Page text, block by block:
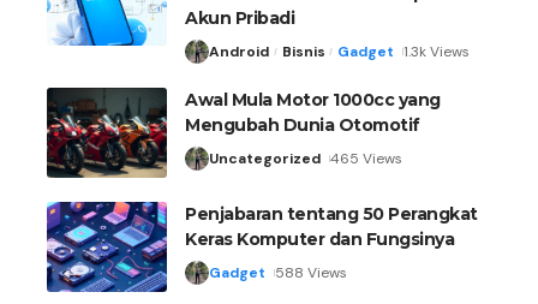
Akun Pribadi
Android Bisnis Gadget 1.3k Views
Awal Mula Motor 1000cc yang
Mengubah Dunia Otomotif
Uncategorized 465 Views
Penjabaran tentang 50 Perangkat
Keras Komputer dan Fungsinya
Gadget 588 Views